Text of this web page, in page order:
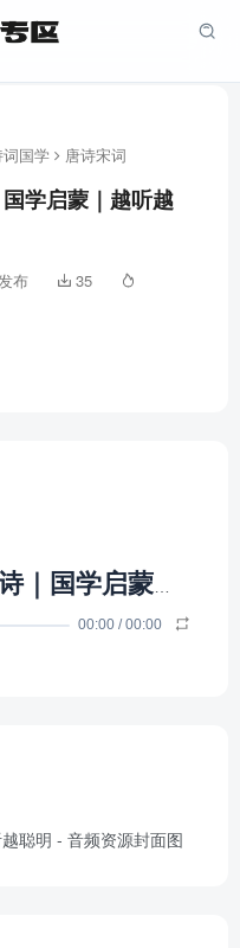
国学 唐诗宋词
学启蒙｜越听越
布
35
00:00 /00:00